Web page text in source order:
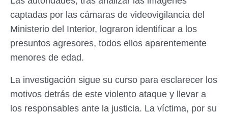
captadas por las cámaras de videovigilancia del
Ministerio del Interior, lograron identificar a los
presuntos agresores, todos ellos aparentemente
menores de edad.
La investigación sigue su curso para esclarecer los
motivos detrás de este violento ataque y llevar a
los responsables ante la justicia. La víctima, por su